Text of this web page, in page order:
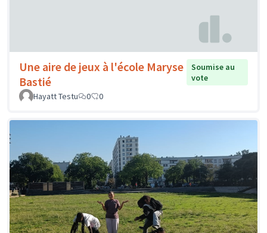
Une aire de jeux à l'école Maryse
Bastié
Soumise au
vote
Hayatt Testu
0 0